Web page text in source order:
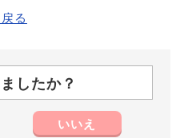
る
したか？
いいえ